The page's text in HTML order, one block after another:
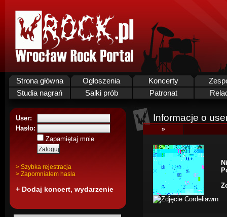
Strona główna Ogłoszenia Koncerty
Studia nagrań
Salki prób Patronat
User:
Hasło:
Zapamiętaj mnie
> Szybka rejestracja
> Zapomnialem hasla
+ Dodaj koncert, wydarzenie
Informacje o
»